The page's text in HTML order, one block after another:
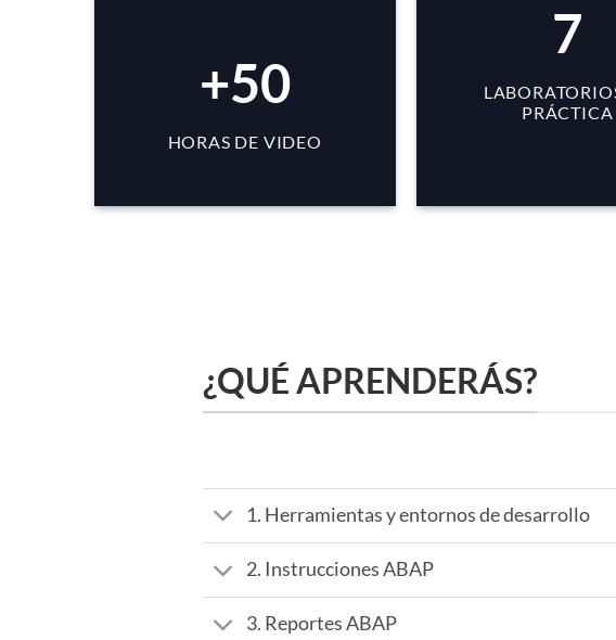
+50
HORAS DE VIDEO
7
PRÁCTICA
¿QUÉ APRENDERÁS?
1. Herramientas y entornos de desarrollo
2. Instrucciones ABAP
3. Reportes ABAP